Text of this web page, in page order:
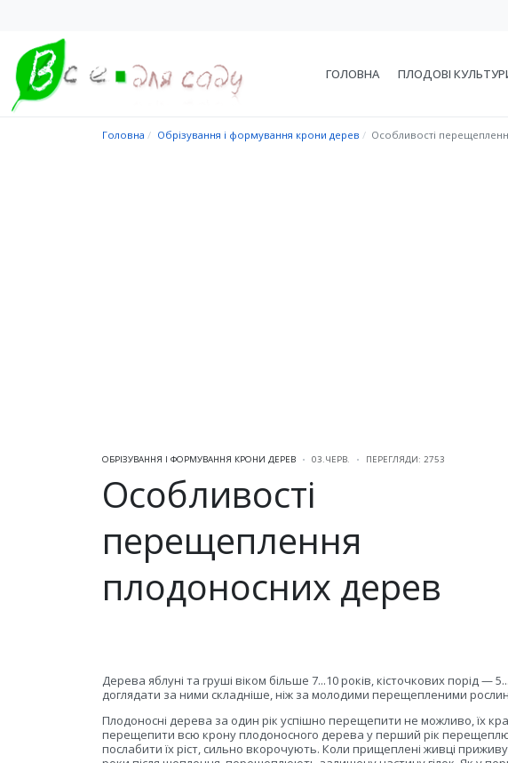
ГОЛОВНА ПЛОДОВІ
Головна Обрізування і формування крони дерев Особливості
ОБРІЗУВАННЯ І ФОРМУВАННЯ КРОНИ ДЕРЕВ 03.ЧЕРВ. ПЕРЕГЛЯДИ: 2753
Особливості
перещеплення
плодоносних дерев
Дерева яблуні та груші віком більше 7...10 років, кісточкових порід —
доглядати за ними складніше, ніж за молодими перещепленими
Плодоносні дерева за один рік успішно перещепити не можливо, їх
перещепити всю крону плодоносного дерева у перший рік
послабити їх ріст, сильно вкорочують. Коли прищеплені живці